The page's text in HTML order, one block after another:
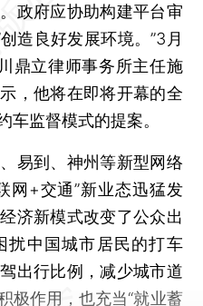
政府应协助构建平台审
造良好发展环境。”3月
鼎立律师事务所主任施
，他将在即将开幕的全
车监督模式的提案。
到、神州等新型网络
网+交通”新业态迅猛发
济新模式改变了公众出
扰中国城市居民的打车
出行比例，减少城市道
极作用，也充当“就业蓄